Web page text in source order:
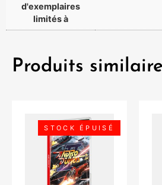
d'exemplaires
limités à
Produits
STOCK ÉPUISÉ